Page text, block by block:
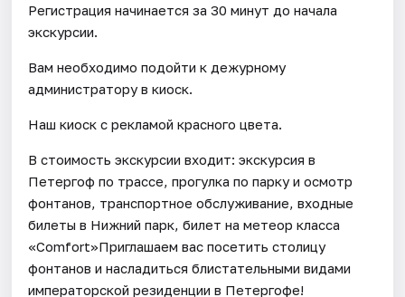
Регистрация начинается за 30 минут до начала
экскурсии.
Вам необходимо подойти к дежурному
администратору в киоск.
Наш киоск с рекламой красного цвета.
В стоимость экскурсии входит: экскурсия в
Петергоф по трассе, прогулка по парку и осмотр
фонтанов, транспортное обслуживание, входные
билеты в Нижний парк, билет на метеор класса
«Comfort»Приглашаем вас посетить столицу
фонтанов и насладиться блистательными видами
императорской резиденции в Петергофе!